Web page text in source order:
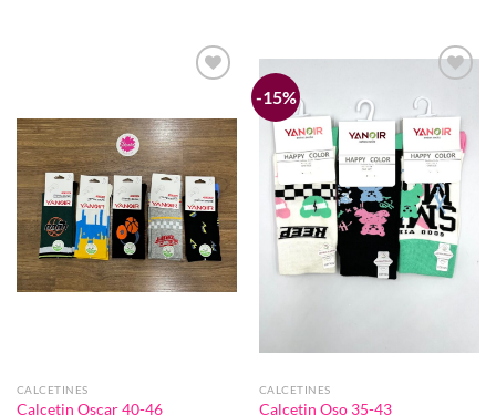
lista de
deseos
CALCETINES
Calcetin Oscar 40-46
-15%
lista de
deseos
CALCETINES
Calcetin Oso 35-43